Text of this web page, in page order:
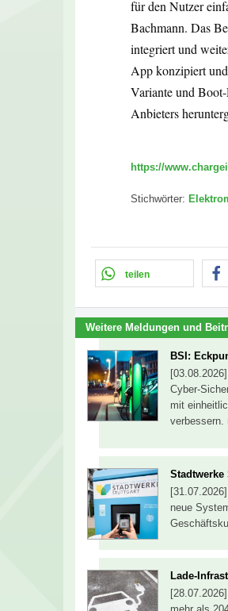
für den Nutzer
Bachmann. Das
integriert und
App konzipiert
Variante und
Anbieters
https://
Stichwörter:
teilen
Weitere Meldungen und
BSI:
Cyber-
mit
verbessern.
neue
Lade-